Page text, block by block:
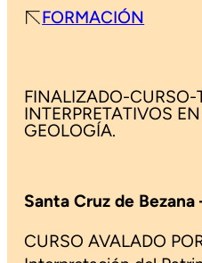
FORMACIÓN
FINALIZADO-CURSO-
INTERPRETATIVOS
GEOLOGÍA.
Santa Cruz de Bezana
CURSO AVALADO